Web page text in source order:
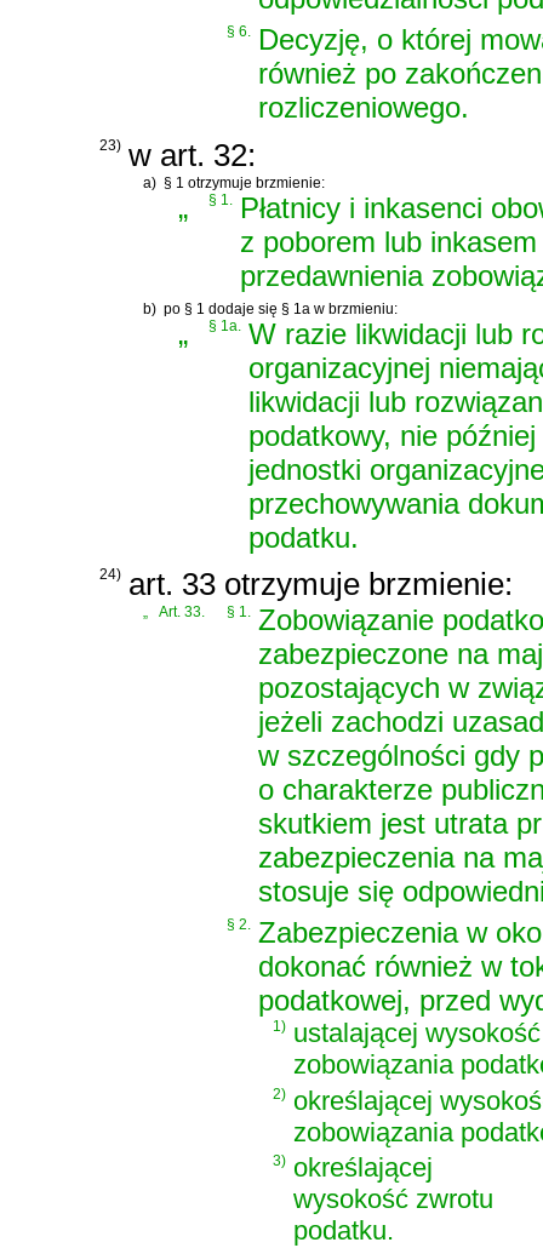
§ 6. Decyzję, o której
również po
rozliczeniowego.
23) w art. 32:
a) § 1 otrzymuje brzmienie:
„ § 1.
Płatnicy i inkasenci
z poborem lub
przedawnienia
b) po § 1 dodaje się § 1a w brzmieniu:
„ § 1a.
W razie likwidacji lub
organizacyjnej
likwidacji lub
podatkowy, nie
jednostki
przechowywania
podatku.
24) art. 33 otrzymuje brzmienie:
„ Art. 33. § 1. Zobowiązanie
zabezpieczone na
pozostających w
jeżeli zachodzi
w szczególności gdy
o charakterze
skutkiem jest utrata
zabezpieczenia na
stosuje się
§ 2. Zabezpieczenia w
dokonać również w
podatkowej, przed
1) ustalającej wysokość
zobowiązania
2) określającej
zobowiązania
3) określającej
wysokość zwrotu
podatku.